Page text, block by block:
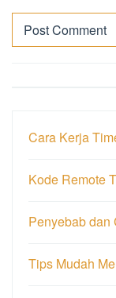
Cara Kerja
Kode Remote
Penyebab
Tips Mudah